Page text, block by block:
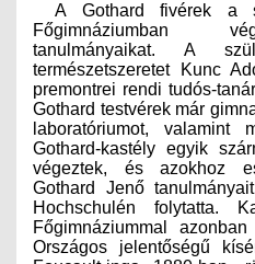
KÖZLEKEDÉSI
TARTÓSZERKEZETI
VÍZÉPÍTÉSI ÉS VÍZGAZDÁLKODÁSI
HÍRKÖZLÉSI ÉS INFORMATIKAI
HÍREK
A Gothard fivérek a
Főgimnáziumban
tanulmányaikat. A
természetszeretet Kunc
premontrei rendi tudós-
Gothard testvérek már
laboratóriumot, valamint
Gothard-kastély egyik
végeztek, és azokhoz
Gothard Jenő
Hochschulén folytatta.
Főgimnáziummal
Országos jelentőségű